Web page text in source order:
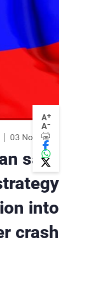
A+
A-
03 Nov 2015
says
into
crash